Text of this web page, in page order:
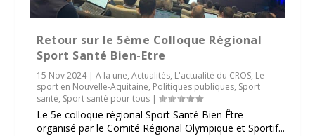
Retour sur le 5ème Colloque Régional
Sport Santé Bien-Etre
15 Nov 2024|A la une,Actualités, L'actualité du CROS, Le
sport en Nouvelle-Aquitaine, Politiques publiques, Sport
santé, Sport santé pour tous |
Le 5e colloque régional Sport Santé Bien Être
organisé par le Comité Régional Olympique et Sportif...